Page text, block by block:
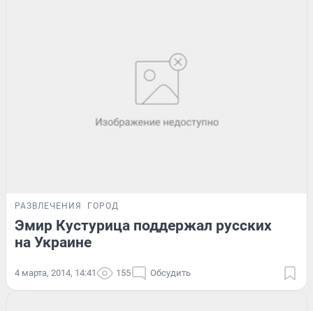
РАЗВЛЕЧЕНИЯ ГОРОД
Эмир Кустурица поддержал русских
на Украине
4 марта, 2014, 14:41 155 Обсудить